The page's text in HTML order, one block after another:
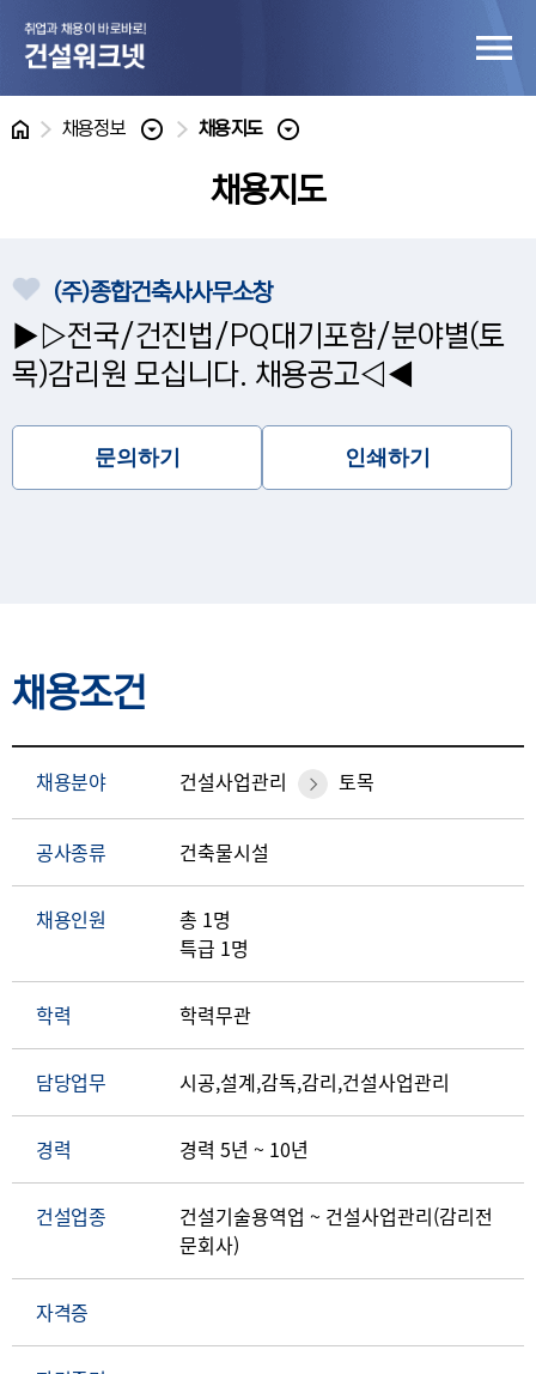
홈 채용정보 채용지도
채용지도
(주)종합건축사사무소창
▶▷전국/건진법/PQ대기포함/분야별(토
목)감리원 모십니다. 채용공고◁◀
문의하기 인쇄하기
채용조건
채용분야 건설사업관리 토목
공사종류 건축물시설
채용인원
총 1명
특급 1명
학력 학력무관
담당업무 시공,설계,감독,감리,건설사업관리
경력 경력 5년 ~ 10년
건설업종
건설기술용역업 ~ 건설사업관리(감리전
문회사)
자격증